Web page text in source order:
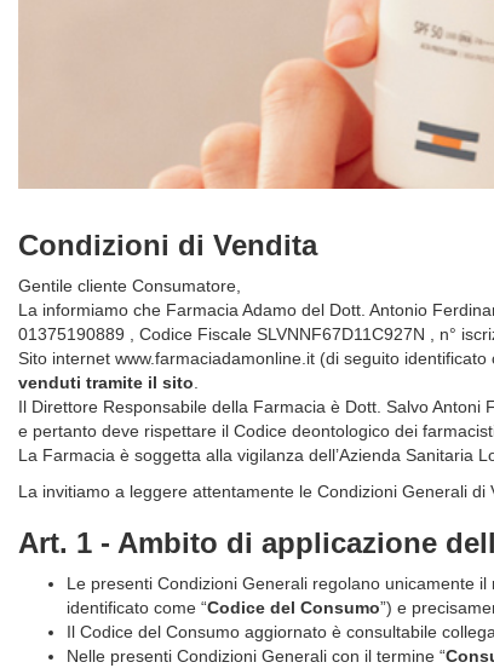
Condizioni di Vendita
Gentile cliente Consumatore,
La informiamo che Farmacia Adamo del Dott. Antonio
01375190889 , Codice Fiscale SLVNNF67D11C927N , n°
Sito internet www.farmaciadamonline.it (di seguito identificato
venduti tramite il sito
Il Direttore Responsabile della Farmacia è Dott. Salvo Antoni
e pertanto deve rispettare il Codice deontologico dei
La Farmacia è soggetta alla vigilanza dell’Azienda Sanitaria
La invitiamo a leggere attentamente le Condizioni Generali di
Art. 1 - Ambito di applicazione
Le presenti Condizioni Generali regolano unicamente
identificato come “Codice del Consumo”) e
Il Codice del Consumo aggiornato è consultabile
Nelle presenti Condizioni Generali con il termine “